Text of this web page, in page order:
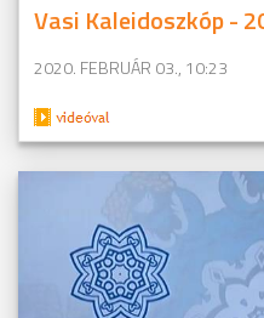
Vasi Kaleidoszkóp -
2020. FEBRUÁR 03., 10:23